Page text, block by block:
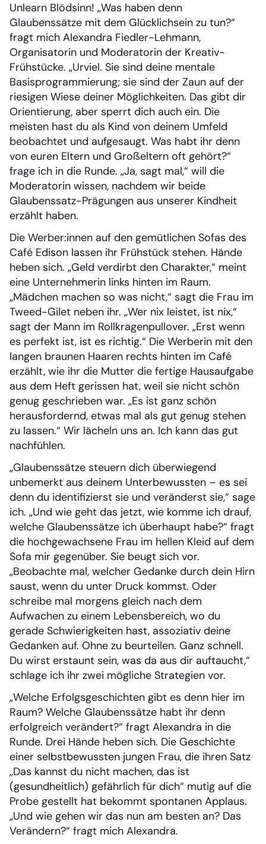
Unlearn Blödsinn! „Was haben denn
Glaubenssätze mit dem Glücklichsein zu tun?“
fragt mich Alexandra Fiedler-Lehmann,
Organisatorin und Moderatorin der Kreativ-
Frühstücke. „Urviel. Sie sind deine mentale
Basisprogrammierung; sie sind der Zaun auf der
riesigen Wiese deiner Möglichkeiten. Das gibt dir
Orientierung, aber sperrt dich auch ein. Die
meisten hast du als Kind von deinem Umfeld
beobachtet und aufgesaugt. Was habt ihr denn
von euren Eltern und Großeltern oft gehört?“
frage ich in die Runde. „Ja, sagt mal,“ will die
Moderatorin wissen, nachdem wir beide
Glaubenssatz-Prägungen aus unserer Kindheit
erzählt haben.
Die Werber:innen auf den gemütlichen Sofas des
Café Edison lassen ihr Frühstück stehen. Hände
heben sich. „Geld verdirbt den Charakter,“ meint
eine Unternehmerin links hinten im Raum.
„Mädchen machen so was nicht,“ sagt die Frau im
Tweed-Gilet neben ihr. „Wer nix leistet, ist nix,“
sagt der Mann im Rollkragenpullover. „Erst wenn
es perfekt ist, ist es richtig.“ Die Werberin mit den
langen braunen Haaren rechts hinten im Café
erzählt, wie ihr die Mutter die fertige Hausaufgabe
aus dem Heft gerissen hat, weil sie nicht schön
genug geschrieben war. „Es ist ganz schön
herausfordernd, etwas mal als gut genug stehen
zu lassen.“ Wir lächeln uns an. Ich kann das gut
nachfühlen.
„Glaubenssätze steuern dich überwiegend
unbemerkt aus deinem Unterbewussten – es sei
denn du identifizierst sie und veränderst sie,“ sage
ich. „Und wie geht das jetzt, wie komme ich drauf,
welche Glaubenssätze ich überhaupt habe?“ fragt
die hochgewachsene Frau im hellen Kleid auf dem
Sofa mir gegenüber. Sie beugt sich vor.
„Beobachte mal, welcher Gedanke durch dein Hirn
saust, wenn du unter Druck kommst. Oder
schreibe mal morgens gleich nach dem
Aufwachen zu einem Lebensbereich, wo du
gerade Schwierigkeiten hast, assoziativ deine
Gedanken auf. Ohne zu beurteilen. Ganz schnell.
Du wirst erstaunt sein, was da aus dir auftaucht,“
schlage ich ihr zwei mögliche Strategien vor.
„Welche Erfolgsgeschichten gibt es denn hier im
Raum? Welche Glaubenssätze habt ihr denn
erfolgreich verändert?“ fragt Alexandra in die
Runde. Drei Hände heben sich. Die Geschichte
einer selbstbewussten jungen Frau, die ihren Satz
„Das kannst du nicht machen, das ist
(gesundheitlich) gefährlich für dich“ mutig auf die
Probe gestellt hat bekommt spontanen Applaus.
„Und wie gehen wir das nun am besten an? Das
Verändern?“ fragt mich Alexandra.